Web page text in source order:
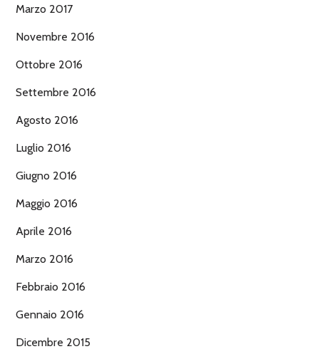
Marzo 2017
Novembre 2016
Ottobre 2016
Settembre 2016
Agosto 2016
Luglio 2016
Giugno 2016
Maggio 2016
Aprile 2016
Marzo 2016
Febbraio 2016
Gennaio 2016
Dicembre 2015